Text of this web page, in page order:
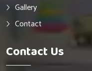
Gallery
Contact
Contact Us